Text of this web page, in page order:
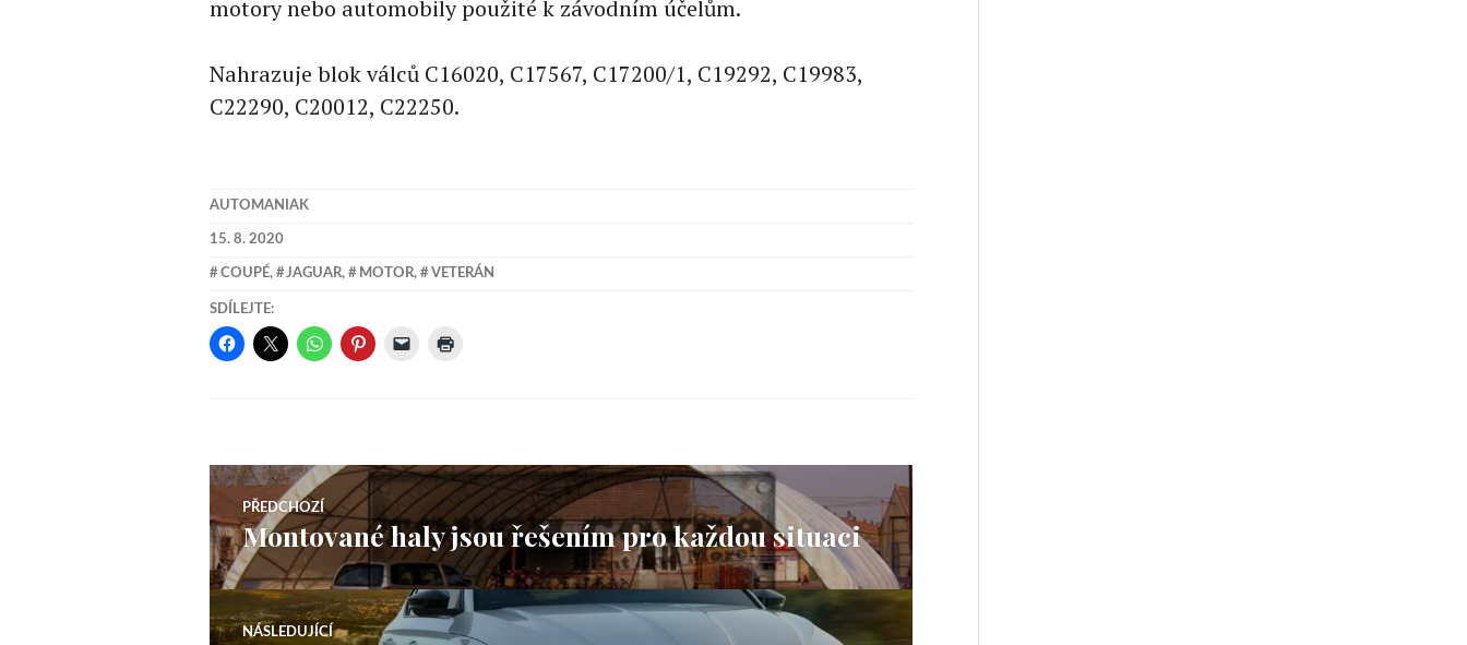
motory nebo automobily použité k závodním účelům.
Nahrazuje blok válců C16020, C17567, C17200/1, C19292, C19983,
C22290, C20012, C22250.
AUTOMANIAK
15. 8. 2020
COUPÉ, JAGUAR, MOTOR, VETERÁN
SDÍLEJTE:
Navigace
pro
příspěvek
PŘEDCHOZÍ
Předchozí
příspěvek:
Montované haly jsou řešením pro každou situaci
NÁSLEDUJÍCÍ